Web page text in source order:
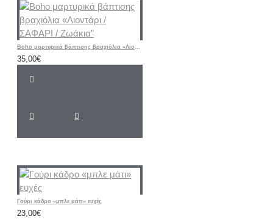
Boho μαρτυρικά βάπτισης βραχιόλια «Λιοντάρι / ΣΑΦΑΡΙ / Ζωάκια”
35,00€
Γούρι κάδρο «μπλε μάτι» ευχές
23,00€